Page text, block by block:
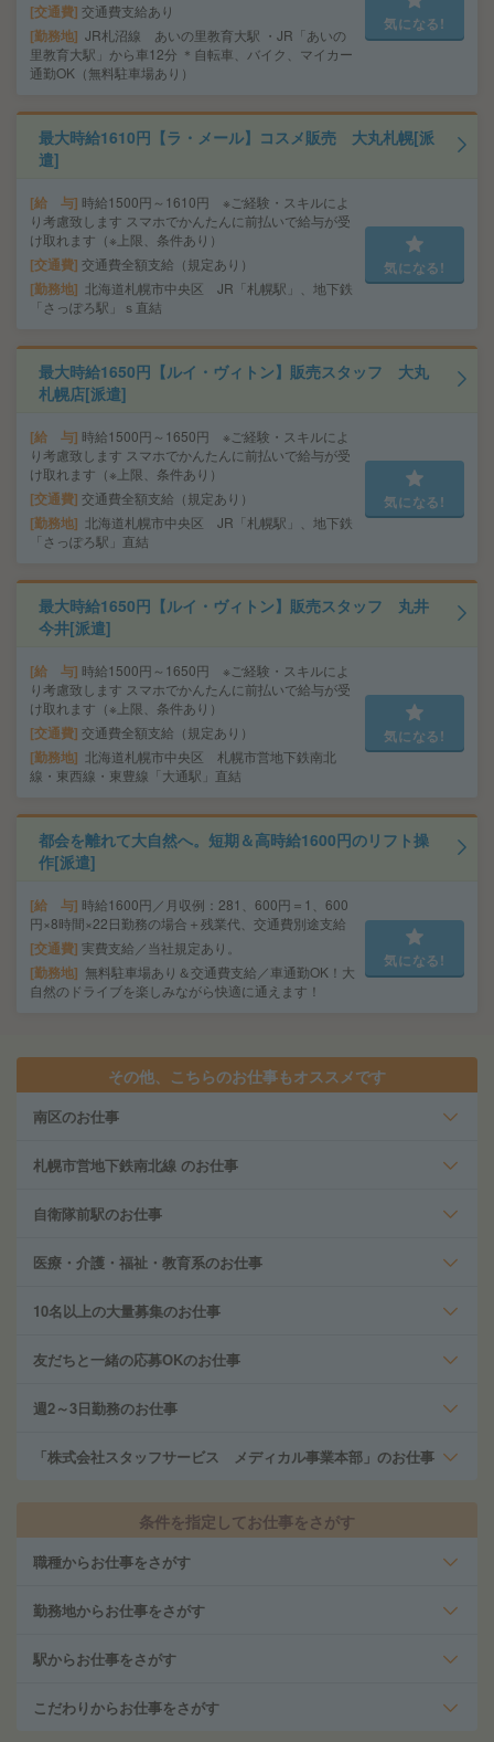
交通費 交通費支給あり
勤務地 JR札沼線 あいの里教育大駅 ・JR「あいの
里教育大駅」から車12分 ＊自転車、バイク、マイカー
通勤OK（無料駐車場あり）
気になる!
最大時給1610円【ラ・メール】コスメ販売 大丸札幌[派
遣]
給 与 時給1500円～1610円 ※ご経験・スキルによ
り考慮致します スマホでかんたんに前払いで給与が受
け取れます（※上限、条件あり）
交通費 交通費全額支給（規定あり）
勤務地
北海道札幌市中央区 JR「札幌駅」、地下鉄
「さっぽろ駅」ｓ直結
気になる!
最大時給1650円【ルイ・ヴィトン】販売スタッフ 大丸
札幌店[派遣]
給 与 時給1500円～1650円 ※ご経験・スキルによ
り考慮致します スマホでかんたんに前払いで給与が受
け取れます（※上限、条件あり）
交通費 交通費全額支給（規定あり）
勤務地
北海道札幌市中央区 JR「札幌駅」、地下鉄
「さっぽろ駅」直結
気になる!
最大時給1650円【ルイ・ヴィトン】販売スタッフ 丸井
今井[派遣]
給 与 時給1500円～1650円 ※ご経験・スキルによ
り考慮致します スマホでかんたんに前払いで給与が受
け取れます（※上限、条件あり）
交通費 交通費全額支給（規定あり）
勤務地
北海道札幌市中央区 札幌市営地下鉄南北
線・東西線・東豊線「大通駅」直結
気になる!
都会を離れて大自然へ。短期＆高時給1600円のリフト操
作[派遣]
給 与 時給1600円／月収例：281、600円＝1、600
円×8時間×22日勤務の場合＋残業代、交通費別途支給
交通費 実費支給／当社規定あり。
勤務地 無料駐車場あり＆交通費支給／車通勤OK！大
自然のドライブを楽しみながら快適に通えます！
気になる!
その他、こちらのお仕事もオススメです
南区のお仕事
札幌市営地下鉄南北線 のお仕事
自衛隊前駅のお仕事
医療・介護・福祉・教育系のお仕事
10名以上の大量募集のお仕事
友だちと一緒の応募OKのお仕事
週2～3日勤務のお仕事
「株式会社スタッフサービス メディカル事業本部」のお仕事
条件を指定してお仕事をさがす
職種からお仕事をさがす
勤務地からお仕事をさがす
駅からお仕事をさがす
こだわりからお仕事をさがす